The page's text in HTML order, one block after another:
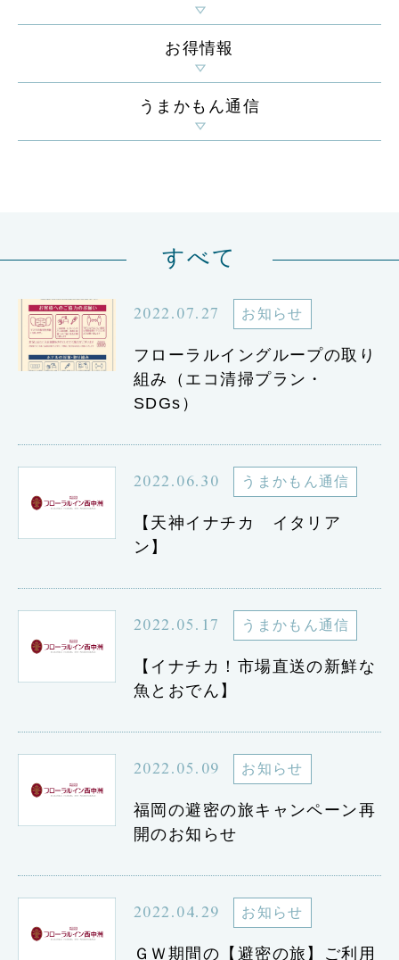
お得情報
うまかもん通信
すべて
2022.07.27 お知らせ
フローラルイングループの取り
組み（エコ清掃プラン・
SDGs）
2022.06.30 うまかもん通信
【天神イナチカ イタリア
ン】
2022.05.17 うまかもん通信
【イナチカ！市場直送の新鮮な
魚とおでん】
2022.05.09 お知らせ
福岡の避密の旅キャンペーン再
開のお知らせ
2022.04.29 お知らせ
ＧＷ期間の【避密の旅】ご利用